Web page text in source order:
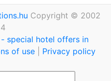
Copyright © 2002
special hotel offers in
of use Privacy policy